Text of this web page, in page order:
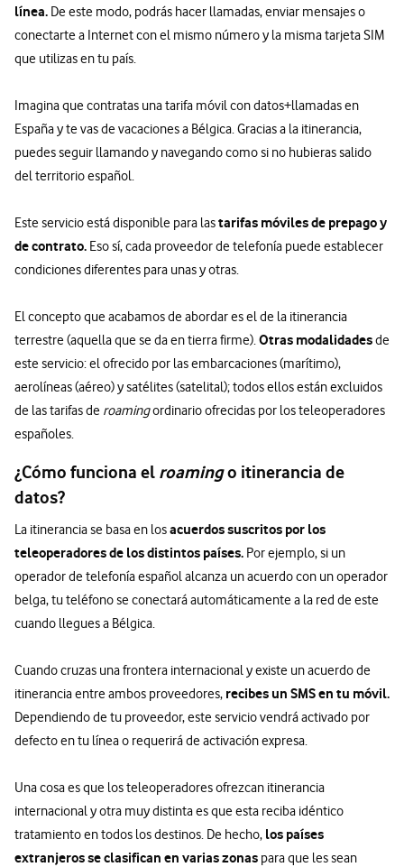
línea. De este modo, podrás hacer llamadas, enviar mensajes o
conectarte a Internet con el mismo número y la misma tarjeta SIM
que utilizas en tu país.
Imagina que contratas una tarifa móvil con datos+llamadas en
España y te vas de vacaciones a Bélgica. Gracias a la itinerancia,
puedes seguir llamando y navegando como si no hubieras salido
del territorio español.
Este servicio está disponible para lastarifas móviles de prepago y
de contrato. Eso sí, cada proveedor de telefonía puede establecer
condiciones diferentes para unas y otras.
El concepto que acabamos de abordar es el de la itinerancia
terrestre (aquella que se da en tierra firme).Otras modalidadesde
este servicio: el ofrecido por las embarcaciones (marítimo),
aerolíneas (aéreo) y satélites (satelital); todos ellos están excluidos
de las tarifas de roamingordinario ofrecidas por los teleoperadores
españoles.
¿Cómo funciona el roamingo itinerancia de
datos?
La itinerancia se basa en losacuerdos suscritos por los
teleoperadores de los distintos países. Por ejemplo, si un
operador de telefonía español alcanza un acuerdo con un operador
belga, tu teléfono se conectará automáticamente a la red de este
cuando llegues a Bélgica.
Cuando cruzas una frontera internacional y existe un acuerdo de
itinerancia entre ambos proveedores, recibes un SMS en tu móvil.
Dependiendo de tu proveedor, este servicio vendrá activado por
defecto en tu línea o requerirá de activación expresa.
Una cosa es que los teleoperadores ofrezcan itinerancia
internacional y otra muy distinta es que esta reciba idéntico
tratamiento en todos los destinos. De hecho, los países
extranjeros se clasifican en varias zonas para que les sean